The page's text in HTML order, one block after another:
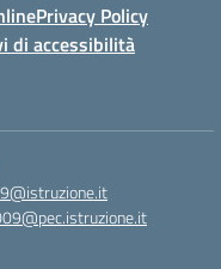
Privacy Policy
di accessibilità